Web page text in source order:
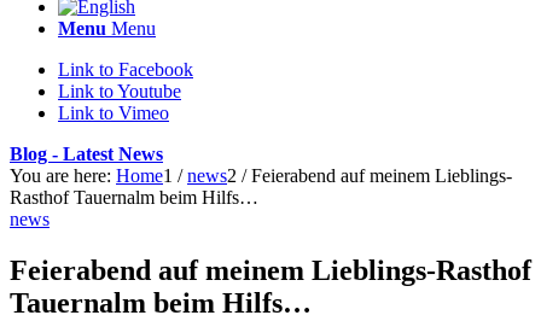
Menu Menu
Link to Facebook
Link to Youtube
Link to Vimeo
Blog - Latest News
You are here: Home1 / news2 / Feierabend auf meinem Lieblings-
Rasthof Tauernalm beim Hilfs…
news
Feierabend auf meinem Lieblings-Rasthof
Tauernalm beim Hilfs…